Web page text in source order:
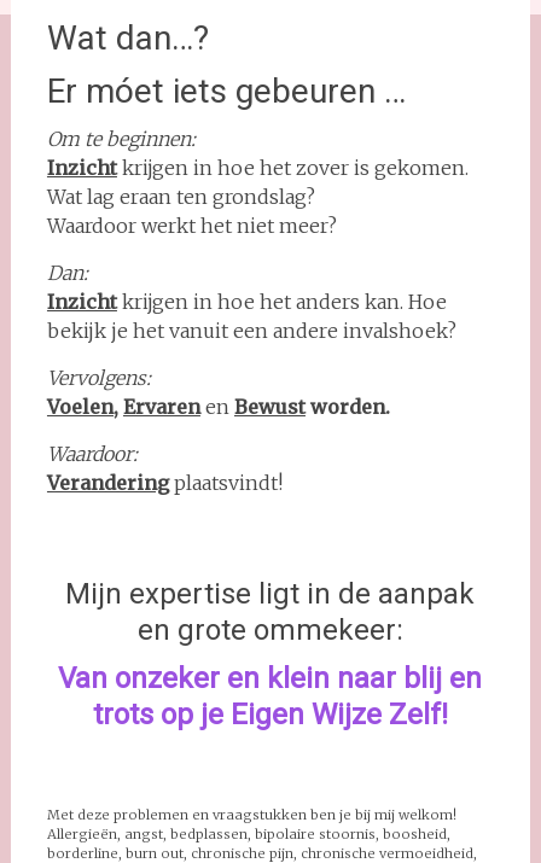
Wat dan…?
Er móet iets gebeuren …
Om te beginnen:
Inzichtkrijgen in hoe het zover is gekomen.
Wat lag eraan ten grondslag?
Waardoor werkt het niet meer?
Dan:
Inzichtkrijgen in hoe het anders kan. Hoe
bekijk je het vanuit een andere invalshoek?
Vervolgens:
Voelen, Ervarenen Bewustworden.
Waardoor:
Veranderingplaatsvindt!
Mijn expertise ligt in de aanpak
en grote ommekeer:
Van onzeker en klein naar blij en
trots op je Eigen Wijze Zelf!
Met deze problemen en vraagstukken ben je bij mij welkom!
Allergieën, angst, bedplassen, bipolaire stoornis, boosheid,
borderline, burn out, chronische pijn, chronische vermoeidheid,